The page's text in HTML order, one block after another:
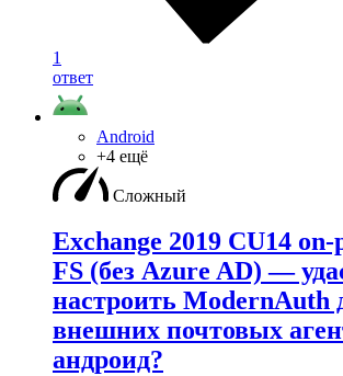
1
ответ
Android
+4 ещё
Сложный
Exchange 2019 CU14
FS (без Azure AD) —
настроить ModernAuth
внешних почтовых
андроид?